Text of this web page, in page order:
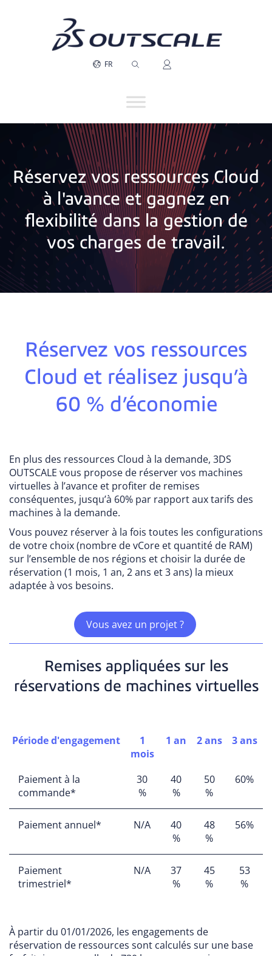
FR
Réservez vos ressources Cloud
à l'avance et gagnez en
flexibilité dans la gestion de
vos charges de travail.
Réservez vos ressources
Cloud et réalisez jusqu’à
60 % d’économie
En plus des ressources Cloud à la demande, 3DS
OUTSCALE vous propose de réserver vos machines
virtuelles à l’avance et profiter de remises
conséquentes, jusqu’à 60% par rapport aux tarifs des
machines à la demande.
Vous pouvez réserver à la fois toutes les configurations
de votre choix (nombre de vCore et quantité de RAM)
sur l’ensemble de nos régions et choisir la durée de
réservation (1 mois, 1 an, 2 ans et 3 ans) la mieux
adaptée à vos besoins.
Vous avez un projet ?
Remises appliquées sur les
réservations de machines virtuelles
Période d'engagement
1
mois
1 an 2 ans 3 ans
Paiement à la
commande*
30
%
40
%
50
%
60%
Paiement annuel* N/A
40
%
48
%
56%
Paiement
trimestriel*
N/A
37
%
45
%
53
%
À partir du 01/01/2026, les engagements de
réservation de ressources sont calculés sur une base